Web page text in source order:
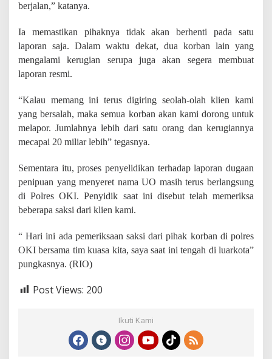
berjalan,” katanya.
Ia memastikan pihaknya tidak akan berhenti pada satu
laporan saja. Dalam waktu dekat, dua korban lain yang
mengalami kerugian serupa juga akan segera membuat
laporan resmi.
“Kalau memang ini terus digiring seolah-olah klien kami
yang bersalah, maka semua korban akan kami dorong untuk
melapor. Jumlahnya lebih dari satu orang dan kerugiannya
mecapai 20 miliar lebih” tegasnya.
Sementara itu, proses penyelidikan terhadap laporan dugaan
penipuan yang menyeret nama UO masih terus berlangsung
di Polres OKI. Penyidik saat ini disebut telah memeriksa
beberapa saksi dari klien kami.
“ Hari ini ada pemeriksaan saksi dari pihak korban di polres
OKI bersama tim kuasa kita, saya saat ini tengah di luarkota”
pungkasnya. (RIO)
Post Views: 200
Ikuti Kami